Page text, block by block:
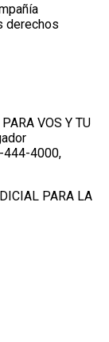
derechos
VOS Y TU
444-4000,
PARA LA